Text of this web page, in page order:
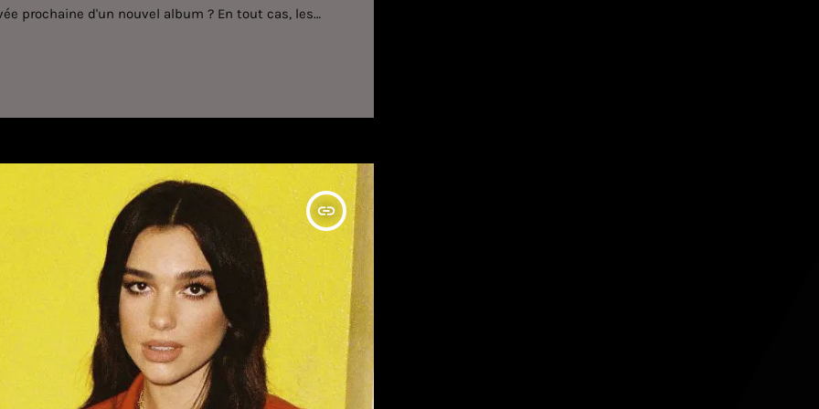
prochaine d'un nouvel album ? En tout cas, les
out march 12. pre-save at
insert_link